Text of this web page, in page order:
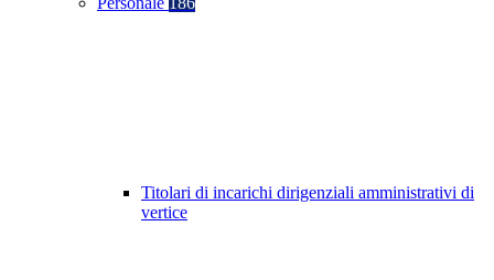
Titolari di incarichi dirigenziali amministrativi di
vertice